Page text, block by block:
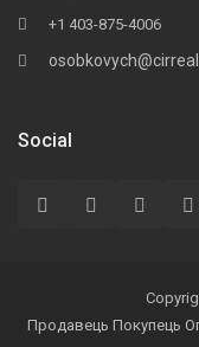
+1 403-875-4006
Social
Продавець Покупець